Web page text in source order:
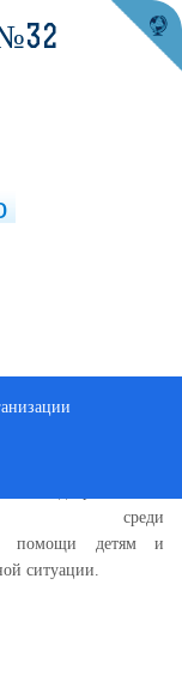
проводится с целью
среди
помощи детям и
ситуации.